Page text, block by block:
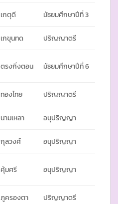
เกตุดี มัธยมศึกษาปีที่ 3
เกขุนทด ปริญญาตรี
ตรงกิ่งตอน มัธยมศึกษาปีที่ 6
ทองไทย ปริญญาตรี
นามเหลา อนุปริญญา
กุลวงศ์ อนุปริญญา
คุ้มศรี อนุปริญญา
ภูครองตา ปริญญาตรี